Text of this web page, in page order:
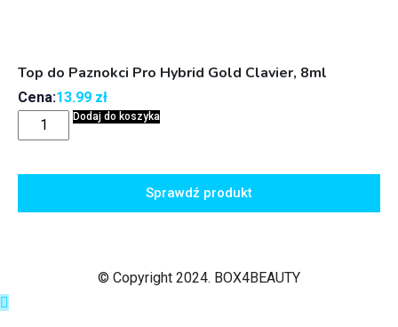
Top do Paznokci Pro Hybrid Gold Clavier, 8ml
Cena:13.99 zł
Dodaj do koszyka
Sprawdź produkt
© Copyright 2024. BOX4BEAUTY